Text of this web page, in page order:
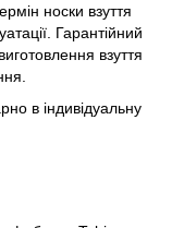
носки взуття
Гарантійний
взуття
в індивідуальну